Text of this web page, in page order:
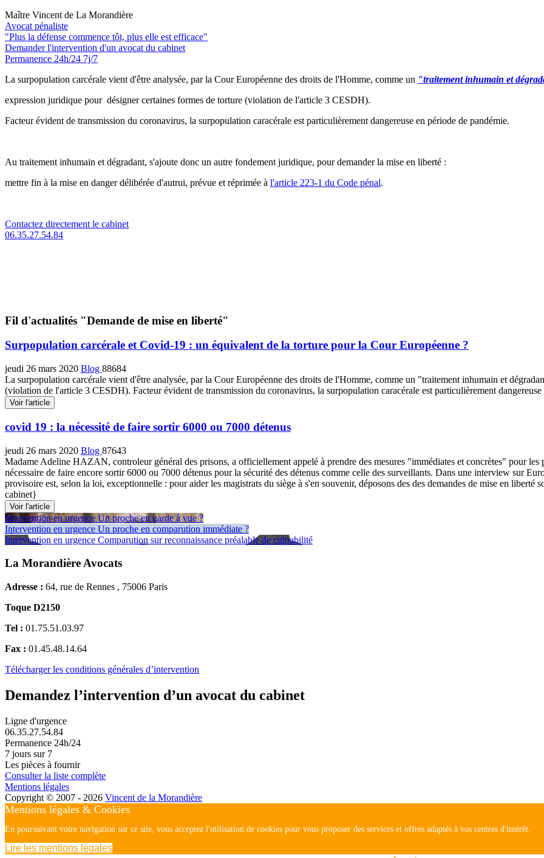
Maître Vincent de La Morandière
Avocat pénaliste
"Plus la défense commence tôt, plus elle est efficace"
Demander l'intervention d'un avocat du cabinet
Permanence 24h/24 7j/7
La surpopulation carcérale vient d'être analysée, par la Cour Européenne des droits de l'Homme, comme un "traitement inhumain et
expression juridique pour désigner certaines formes de torture (violation de l'article 3 CESDH).
Facteur évident de transmission du coronavirus, la surpopulation caracérale est particulièrement dangereuse en période de pandémie.
Au traitement inhumain et dégradant, s'ajoute donc un autre fondement juridique, pour demander la mise en liberté :
mettre fin à la mise en danger délibérée d'autrui, prévue et réprimée à l'article 223-1 du Code pénal.
Contactez directement le cabinet
06.35.27.54.84
Fil d'actualités "Demande de mise en liberté"
Surpopulation carcérale et Covid-19 : un équivalent de la torture pour la Cour Européenne ?
jeudi 26 mars 2020 Blog 88684
La surpopulation carcérale vient d'être analysée, par la Cour Européenne des droits de l'Homme, comme un "traitement inhumain et
(violation de l'article 3 CESDH). Facteur évident de transmission du coronavirus, la surpopulation caracérale est particulièrement dangereuse
Voir l'article
covid 19 : la nécessité de faire sortir 6000 ou 7000 détenus
jeudi 26 mars 2020 Blog 87643
Madame Adeline HAZAN, controleur général des prisons, a officiellement appelé à prendre des mesures "immédiates et concrètes" pour
nécessaire de faire encore sortir 6000 ou 7000 détenus pour la sécurité des détenus comme celle des surveillants. Dans une interview sur
provisoire est, selon la loi, exceptionnelle : pour aider les magistrats du siège à s'en souvenir, déposons des des demandes de mise en
cabinet}
Voir l'article
Intervention en urgence Un proche en garde à vue ?
Intervention en urgence Un proche en comparution immédiate ?
Intervention en urgence Comparution sur reconnaissance préalable de culpabilité
La Morandière Avocats
Adresse : 64, rue de Rennes , 75006 Paris
Toque D2150
Tel : 01.75.51.03.97
Fax : 01.45.48.14.64
Télécharger les conditions générales d’intervention
Demandez l’intervention d’un avocat du cabinet
Ligne d'urgence
06.35.27.54.84
Permanence 24h/24
7 jours sur 7
Les pièces à fournir
Consulter la liste complète
Mentions légales
Copyright © 2007 - 2026 Vincent de la Morandière
Mentions légales & Cookies
En poursuivant votre navigation sur ce site, vous acceptez l'utilisation de cookies pour vous proposer des services et offres adaptés à vos centres d'intérêt.
Lire les mentions légales